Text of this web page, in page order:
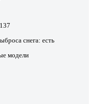
снега: есть
модели